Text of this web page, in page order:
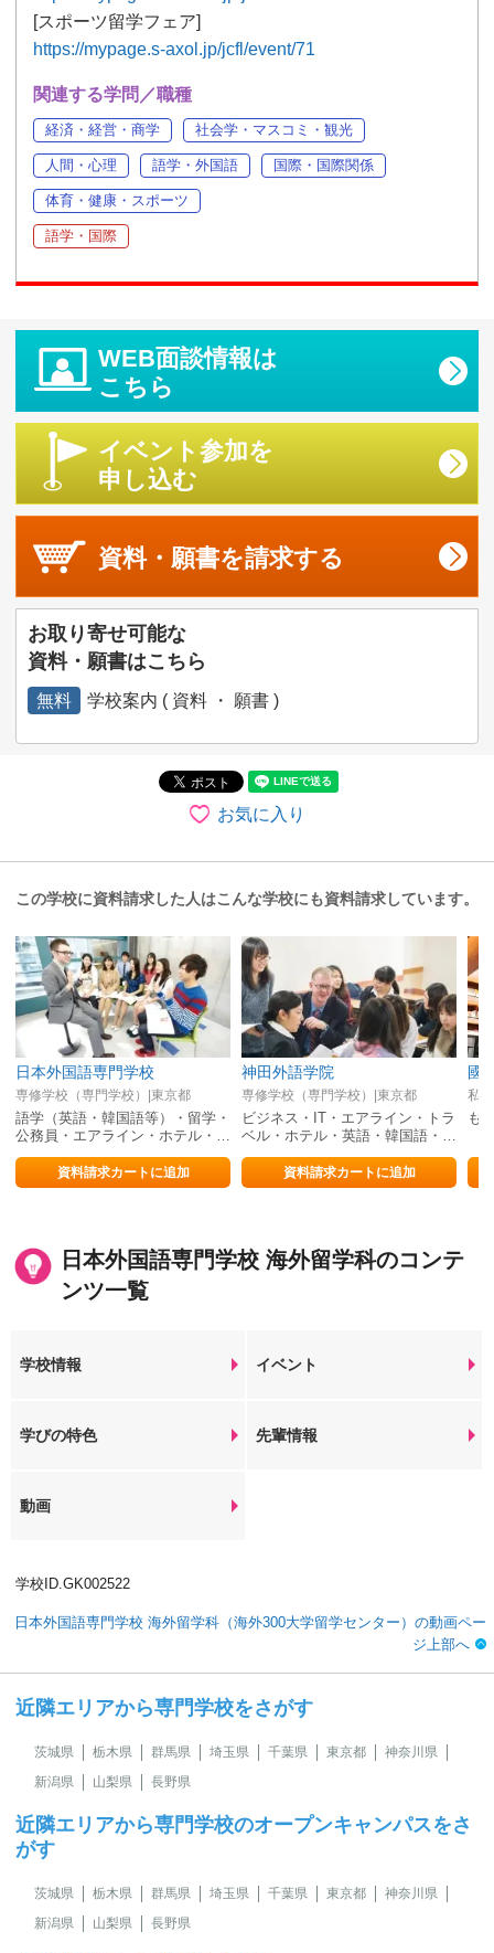
[スポーツ留学フェア]
https://mypage.s-axol.jp/jcfl/event/71
関連する学問／職種
経済・経営・商学 社会学・マスコミ・観光
人間・心理 語学・外国語 国際・国際関係
体育・健康・スポーツ
語学・国際
WEB面談情報は
こちら
イベント参加を
申し込む
資料・願書を請求する
お取り寄せ可能な
資料・願書はこちら
無料 学校案内 ( 資料 ・ 願書 )
お気に入り
この学校に資料請求した人はこんな学校にも資料請求しています。
日本外国語専門学校
専修学校（専門学校）|東京都
語学（英語・韓国語等）・留学・
公務員・エアライン・ホテル・観
光・大学編入・スポーツ留学…の
総合学園！資料請求カートに追加
神田外語学院
専修学校（専門学校）|東京都
ビジネス・IT・エアライン・トラ
ベル・ホテル・英語・韓国語・中
国語・スペイン語・フランス語・
大学編入資料請求カートに追加
國
私
も
日本外国語専門学校 海外留学科のコンテ
ンツ一覧
学校情報 イベント
学びの特色 先輩情報
動画
学校ID.GK002522
日本外国語専門学校 海外留学科（海外300大学留学センター）の動画ペー
ジ上部へ
近隣エリアから専門学校をさがす
茨城県 栃木県 群馬県 埼玉県 千葉県 東京都
神奈川県
新潟県
山梨県 長野県
近隣エリアから専門学校のオープンキャンパスをさ
がす
茨城県 栃木県 群馬県 埼玉県 千葉県 東京都
神奈川県
新潟県
山梨県 長野県